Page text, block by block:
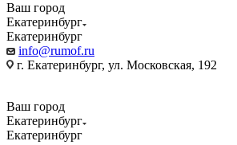
Ваш город
Екатеринбург
Екатеринбург
info@rumof.ru
г. Екатеринбург, ул. Московская, 192
Ваш город
Екатеринбург
Екатеринбург